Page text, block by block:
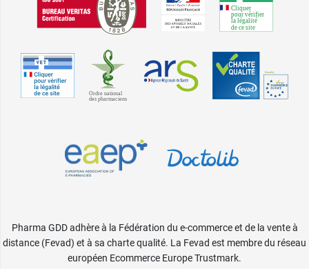
Pharma GDD adhère à la Fédération du e-commerce et de la vente à
distance (Fevad) et à sa charte qualité. La Fevad est membre du réseau
européen Ecommerce Europe Trustmark.